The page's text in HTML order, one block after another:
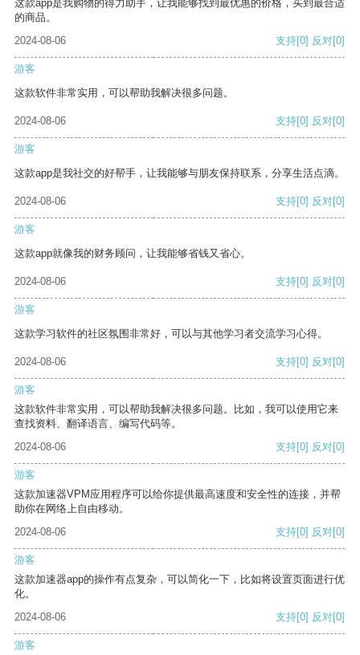
这款app是我购物的得力助手，让我能够找到最优惠的价格，买到最合适
的商品。
2024-08-06
支持[0] 反对[0]
游客
这款软件非常实用，可以帮助我解决很多问题。
2024-08-06 支持[0] 反对[0]
游客
这款app是我社交的好帮手，让我能够与朋友保持联系，分享生活点滴。
2024-08-06 支持[0] 反对[0]
游客
这款app就像我的财务顾问，让我能够省钱又省心。
2024-08-06 支持[0] 反对[0]
游客
这款学习软件的社区氛围非常好，可以与其他学习者交流学习心得。
2024-08-06 支持[0] 反对[0]
游客
这款软件非常实用，可以帮助我解决很多问题。比如，我可以使用它来
查找资料、翻译语言、编写代码等。
2024-08-06
支持[0] 反对[0]
游客
这款加速器VPM应用程序可以给你提供最高速度和安全性的连接，并帮
助你在网络上自由移动。
2024-08-06
支持[0] 反对[0]
游客
这款加速器app的操作有点复杂，可以简化一下，比如将设置页面进行优
化。
2024-08-06
支持[0] 反对[0]
游客